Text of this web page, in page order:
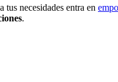
a tus necesidades entra en
.